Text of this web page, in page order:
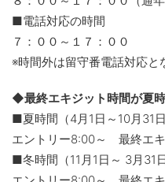
■電話対応の時間
７：００～１７：００
※時間外は留守番電話対応と
◆最終エキジット時間が夏
■夏時間（4月1日～10月31日
エントリー8:00～ 最終エ
■冬時間（11月1日～ 3月31日